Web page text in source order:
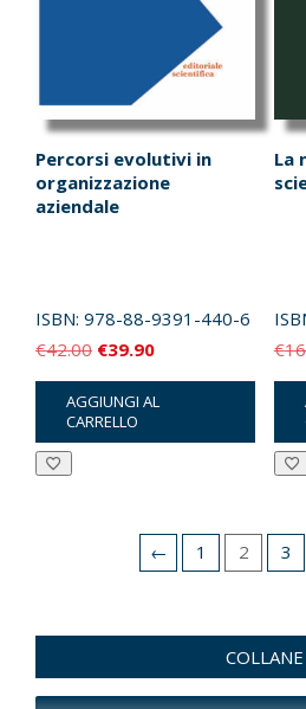
Percorsi evolutivi in
organizzazione
aziendale
ISBN: 978-88-9391-440-6
€42.00 Il
prezzo
originale
era:
€39.90Il
prezzo
attuale
è:
AGGIUNGI AL
CARRELLO
La
€
← 1 2 3
COLLANE